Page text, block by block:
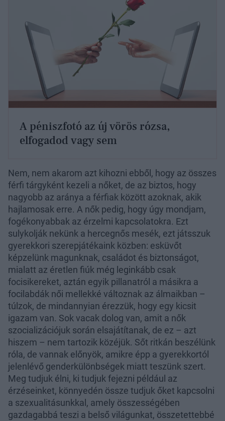
A péniszfotó az új vörös rózsa,
elfogadod vagy sem
Nem, nem akarom azt kihozni ebből, hogy az összes
férfi tárgyként kezeli a nőket, de az biztos, hogy
nagyobb az aránya a férfiak között azoknak, akik
hajlamosak erre. A nők pedig, hogy úgy mondjam,
fogékonyabbak az érzelmi kapcsolatokra. Ezt
sulykolják nekünk a hercegnős mesék, ezt játsszuk
gyerekkori szerepjátékaink közben: esküvőt
képzelünk magunknak, családot és biztonságot,
mialatt az éretlen fiúk még leginkább csak
focisikereket, aztán egyik pillanatról a másikra a
focilabdák női mellekké változnak az álmaikban –
túlzok, de mindannyian érezzük, hogy egy kicsit
igazam van. Sok vacak dolog van, amit a nők
szocializációjuk során elsajátítanak, de ez – azt
hiszem – nem tartozik közéjük. Sőt ritkán beszélünk
róla, de vannak előnyök, amikre épp a gyerekkortól
jelenlévő genderkülönbségek miatt teszünk szert.
Meg tudjuk élni, ki tudjuk fejezni például az
érzéseinket, könnyedén össze tudjuk őket kapcsolni
a szexualitásunkkal, amely összességében
gazdagabbá teszi a belső világunkat, összetettebbé